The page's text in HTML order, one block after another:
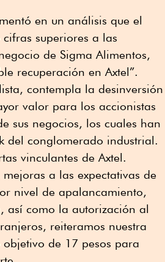
en un análisis que el
superiores a las
de Sigma Alimentos,
recuperación en Axtel”.
contempla la desinversión
valor para los accionistas
sus negocios, los cuales han
del conglomerado industrial.
vinculantes de Axtel.
a las expectativas de
nivel de apalancamiento,
así como la autorización al
reiteramos nuestra
de 17 pesos para